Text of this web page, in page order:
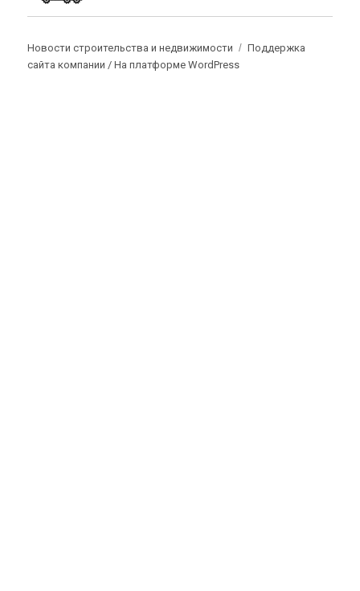
Новости строительства и недвижимости
Поддержка
сайта компании /На платформе WordPress